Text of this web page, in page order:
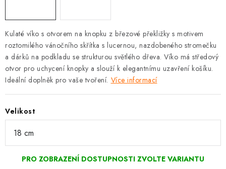
Kulaté víko s otvorem na knopku z březové překližky s motivem
roztomilého vánočního skřítka s lucernou, nazdobeného stromečku
a dárků na podkladu se strukturou světlého dřeva. Víko má středový
otvor pro uchycení knopky a slouží k elegantnímu uzavření košíku.
Ideální doplněk pro vaše tvoření. Více informací
Velikost